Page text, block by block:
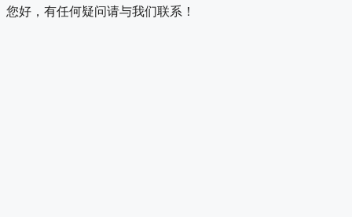
您好，有任何疑问请与我们联系！